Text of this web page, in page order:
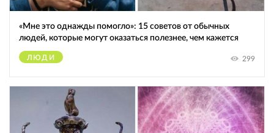
«Мне это однажды помогло»: 15 советов от обычных
людей, которые могут оказаться полезнее, чем кажется
ЛЮДИ 299